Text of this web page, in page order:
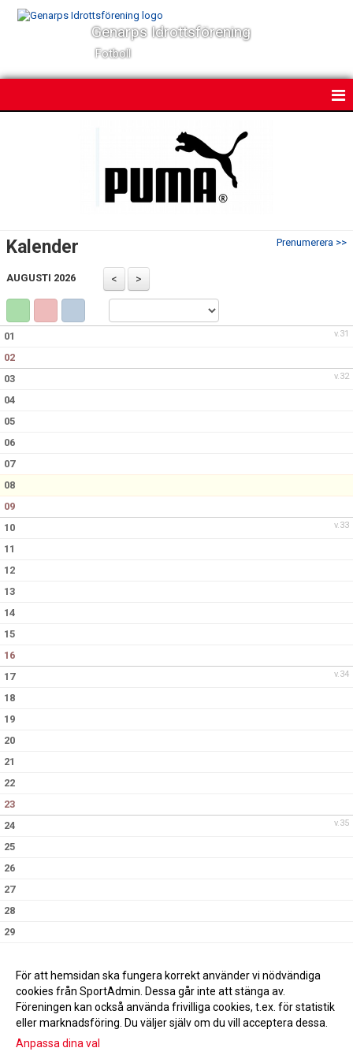
Genarps Idrottsförening
Fotboll
BILDGALLERI
DOKUMENT
KONTAKT
Prenumerera >>
Kalender
AUGUSTI 2026
v.31
01
02
v.32
03
04
05
06
07
08
09
v.33
10
11
12
13
14
15
16
v.34
17
18
19
20
21
22
23
v.35
24
25
26
27
28
29
För att hemsidan ska fungera korrekt använder vi nödvändiga
cookies från SportAdmin. Dessa går inte att stänga av.
Föreningen kan också använda frivilliga cookies, t.ex. för statistik
eller marknadsföring. Du väljer själv om du vill acceptera dessa.
Anpassa dina val